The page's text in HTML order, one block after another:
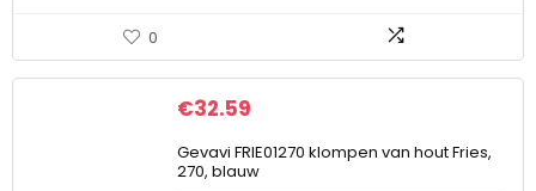
0
€32.59
Gevavi FRIE01270 klompen van hout Fries,
270, blauw